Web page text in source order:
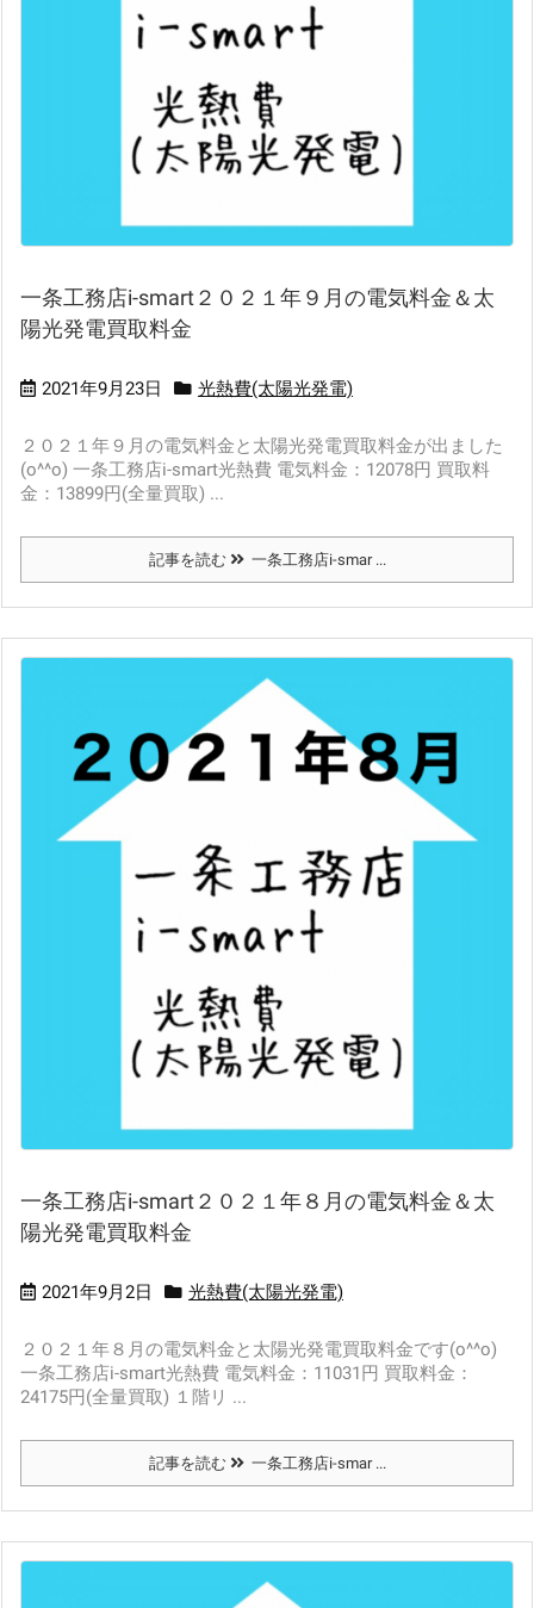
一条工務店i-smart２０２１年９月の電気料金＆太
陽光発電買取料金
2021年9月23日 光熱費(太陽光発電)
２０２１年９月の電気料金と太陽光発電買取料金が出ました
(o^^o) 一条工務店i-smart光熱費 電気料金：12078円 買取料
金：13899円(全量買取) ...
記事を読む 一条工務店i-smar ...
一条工務店i-smart２０２１年８月の電気料金＆太
陽光発電買取料金
2021年9月2日 光熱費(太陽光発電)
２０２１年８月の電気料金と太陽光発電買取料金です(o^^o)
一条工務店i-smart光熱費 電気料金：11031円 買取料金：
24175円(全量買取) １階リ ...
記事を読む 一条工務店i-smar ...